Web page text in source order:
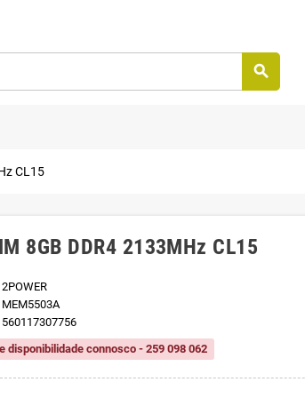
search
CL15
8GB DDR4 2133MHz CL15
2POWER
MEM5503A
560117307756
disponibilidade connosco - 259 098 062